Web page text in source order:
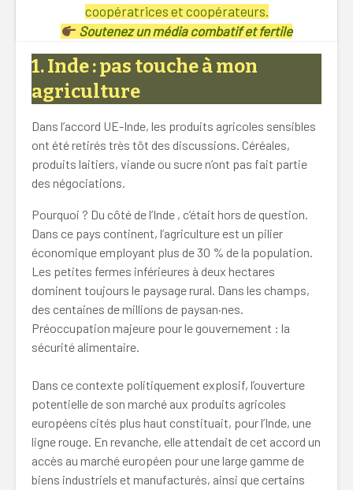
coopératrices et coopérateurs.
Soutenez un média combatif et fertile
1. Inde : pas touche à mon
agriculture
Dans l’accord UE-Inde, les produits agricoles sensibles
ont été retirés très tôt des discussions. Céréales,
produits laitiers, viande ou sucre n’ont pas fait partie
des négociations.
Pourquoi ? Du côté de l’Inde , c’était hors de question.
Dans ce pays continent, l’agriculture est un pilier
économique employant plus de 30 % de la population.
Les petites fermes inférieures à deux hectares
dominent toujours le paysage rural. Dans les champs,
des centaines de millions de paysan·nes.
Préoccupation majeure pour le gouvernement : la
sécurité alimentaire.
Dans ce contexte politiquement explosif, l’ouverture
potentielle de son marché aux produits agricoles
européens cités plus haut constituait, pour l’Inde, une
ligne rouge. En revanche, elle attendait de cet accord un
accès au marché européen pour une large gamme de
biens industriels et manufacturés, ainsi que certains